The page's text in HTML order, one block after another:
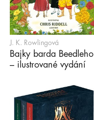
J. K. Rowlingová
Bajky barda Beedleho
– ilustrované vydání